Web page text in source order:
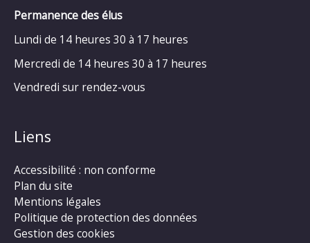
Permanence des élus
Lundi de 14 heures 30 à 17 heures
Mercredi de 14 heures 30 à 17 heures
Vendredi sur rendez-vous
Liens
Accessibilité : non conforme
Plan du site
Mentions légales
Politique de protection des données
Gestion des cookies